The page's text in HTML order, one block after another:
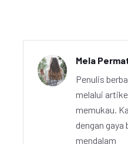
Mela
Penulis
melalui
memukau.
dengan gaya
mendalam